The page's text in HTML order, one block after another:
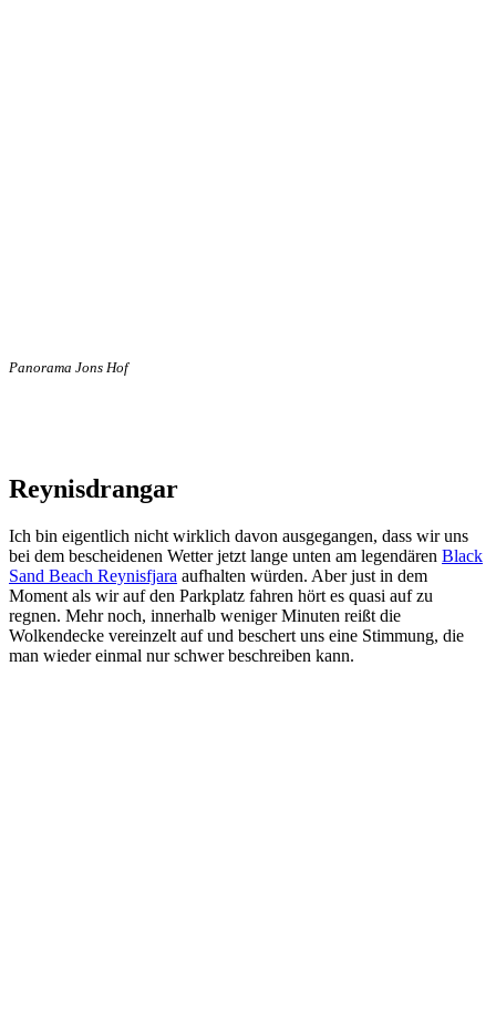
Panorama Jons Hof
Reynisdrangar
Ich bin eigentlich nicht wirklich davon ausgegangen, dass wir uns
bei dem bescheidenen Wetter jetzt lange unten am legendären Black
Sand Beach Reynisfjara aufhalten würden. Aber just in dem
Moment als wir auf den Parkplatz fahren hört es quasi auf zu
regnen. Mehr noch, innerhalb weniger Minuten reißt die
Wolkendecke vereinzelt auf und beschert uns eine Stimmung, die
man wieder einmal nur schwer beschreiben kann.